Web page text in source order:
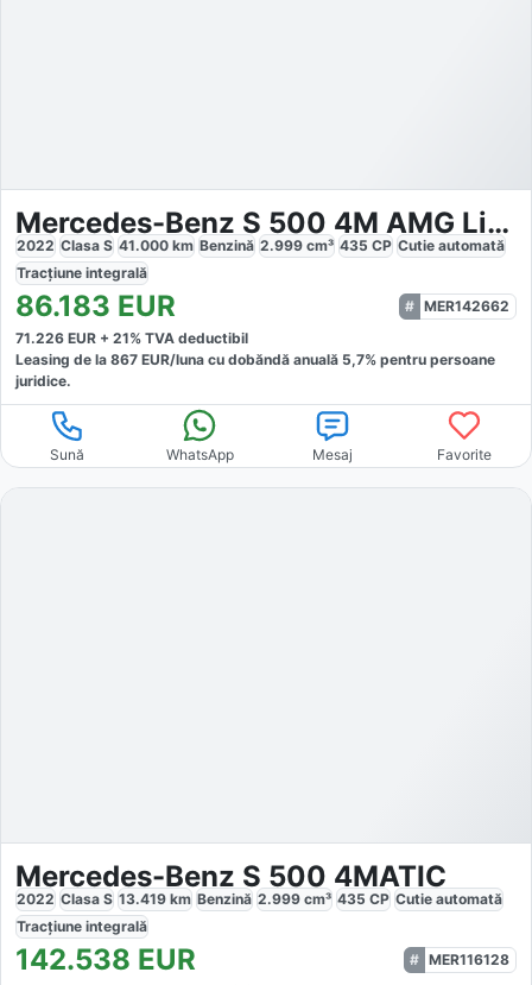
Mercedes-Benz S 500 4M AMG Line
2022 Clasa S 41.000 km Benzină 2.999 cm³ 435 CP Cutie automată
Tracțiune integrală
86.183 EUR
MER142662
71.226 EUR + 21% TVA deductibil
Leasing de la 867 EUR/luna cu dobăndă anuală 5,7% pentru persoane
juridice.
Sună WhatsApp Mesaj Favorite
Mercedes-Benz S 500 4MATIC
2022 Clasa S 13.419 km Benzină 2.999 cm³ 435 CP Cutie automată
Tracțiune integrală
142.538 EUR
MER116128